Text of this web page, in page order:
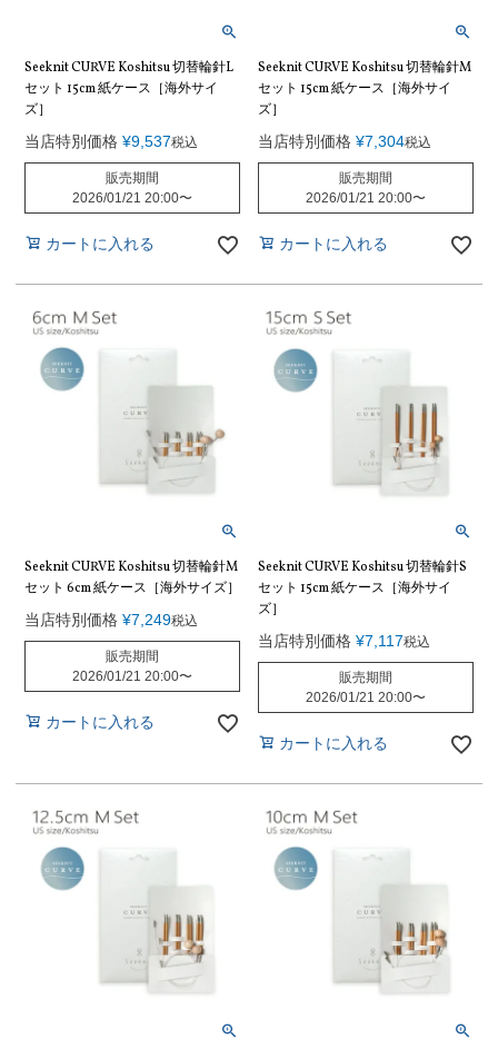
Seeknit CURVE Koshitsu 切替輪針L
セット 15cm 紙ケース［海外サイ
ズ］
当店特別価格 ¥9,537税込
販売期間
2026/01/21 20:00〜
カートに入れる
Seeknit CURVE Koshitsu 切替輪針M
セット 15cm 紙ケース［海外サイ
ズ］
当店特別価格 ¥7,304税込
販売期間
2026/01/21 20:00〜
カートに入れる
Seeknit CURVE Koshitsu 切替輪針M
セット 6cm 紙ケース［海外サイズ］
当店特別価格 ¥7,249税込
販売期間
2026/01/21 20:00〜
カートに入れる
Seeknit CURVE Koshitsu 切替輪針S
セット 15cm 紙ケース［海外サイ
ズ］
当店特別価格 ¥7,117税込
販売期間
2026/01/21 20:00〜
カートに入れる